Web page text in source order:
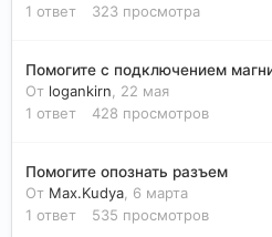
1 ответ 323 просмотра
Помогите с подключением
От logankirn
22 мая
1 ответ 428 просмотров
Помогите опознать разъем
От Max.Kudya 6 марта
1 ответ 535 просмотров